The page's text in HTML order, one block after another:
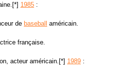
1985 :
de baseball américain.
française.
acteur américain.[*] 1989 :